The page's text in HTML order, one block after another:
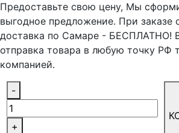
Предоставьте свою цену, Мы
выгодное предложение. При заказе
доставка по Самаре - БЕСПЛАТНО!
отправка товара в любую точку РФ
компанией.
-
+